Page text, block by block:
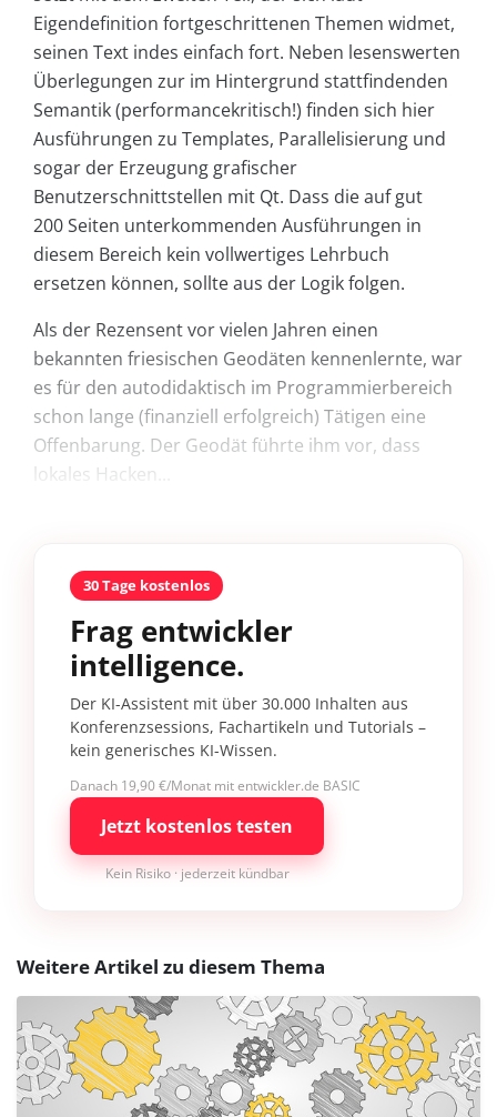
Eigendefinition fortgeschrittenen Themen widmet,
seinen Text indes einfach fort. Neben lesenswerten
Überlegungen zur im Hintergrund stattfindenden
Semantik (performancekritisch!) finden sich hier
Ausführungen zu Templates, Parallelisierung und
sogar der Erzeugung grafischer
Benutzerschnittstellen mit Qt. Dass die auf gut
200 Seiten unterkommenden Ausführungen in
diesem Bereich kein vollwertiges Lehrbuch
ersetzen können, sollte aus der Logik folgen.
Als der Rezensent vor vielen Jahren einen
bekannten friesischen Geodäten kennenlernte, war
es für den autodidaktisch im Programmierbereich
schon lange (finanziell erfolgreich) Tätigen eine
Offenbarung. Der Geodät führte ihm vor, dass
lokales Hacken...
30 Tage kostenlos
Frag entwickler
intelligence.
Der KI-Assistent mit über 30.000 Inhalten aus
Konferenzsessions, Fachartikeln und Tutorials –
kein generisches KI-Wissen.
Danach 19,90 €/Monat mit entwickler.de BASIC
Jetzt kostenlos testen
Kein Risiko · jederzeit kündbar
Weitere Artikel zu diesem Thema